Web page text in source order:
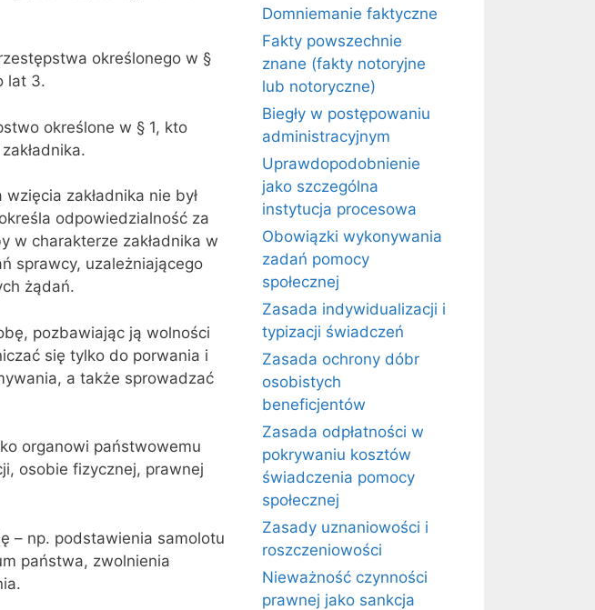
określonego w §
lat 3.
określone w § 1, kto
zakładnika nie był
odpowiedzialność za
w charakterze zakładnika w
sprawcy, uzależniającego
żądań.
pozbawiając ją wolności
się tylko do porwania i
a także sprowadzać
organowi państwowemu
osobie fizycznej, prawnej
– np. podstawienia samolotu
państwa, zwolnienia
Domniemanie faktyczne
Fakty powszechnie
znane (fakty notoryjne
lub notoryczne)
Biegły w postępowaniu
administracyjnym
Uprawdopodobnienie
jako szczególna
instytucja procesowa
Obowiązki wykonywania
zadań pomocy
społecznej
Zasada indywidualizacji i
typizacji świadczeń
Zasada ochrony dóbr
osobistych
beneficjentów
Zasada odpłatności w
pokrywaniu kosztów
świadczenia pomocy
społecznej
Zasady uznaniowości i
roszczeniowości
Nieważność czynności
prawnej jako sankcja